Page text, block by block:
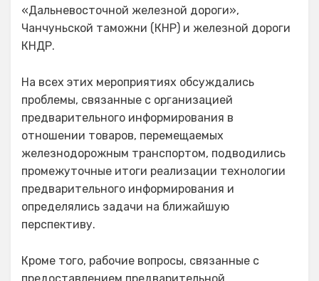
«Дальневосточной железной дороги»,
Чанчуньской таможни (КНР) и железной дороги
КНДР.
На всех этих мероприятиях обсуждались
проблемы, связанные с организацией
предварительного информирования в
отношении товаров, перемещаемых
железнодорожным транспортом, подводились
промежуточные итоги реализации технологии
предварительного информирования и
определялись задачи на ближайшую
перспективу.
Кроме того, рабочие вопросы, связанные с